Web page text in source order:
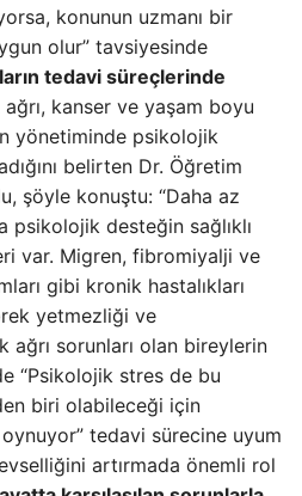
konunun uzmanı bir
olur” tavsiyesinde
tedavi süreçlerinde
ağrı, kanser ve yaşam boyu
yönetiminde psikolojik
belirten Dr. Öğretim
şöyle konuştu: “Daha az
psikolojik desteğin sağlıklı
var. Migren, fibromiyalji ve
gibi kronik hastalıkları
yetmezliği ve
sorunları olan bireylerin
“Psikolojik stres de bu
biri olabileceği için
tedavi sürecine uyum
artırmada önemli rol